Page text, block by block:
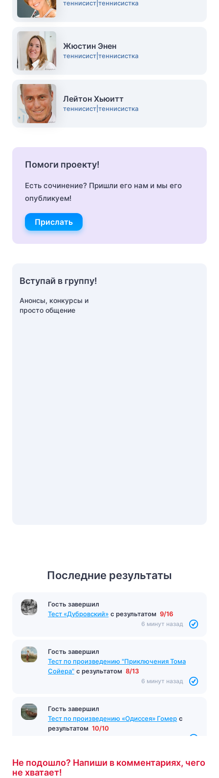
Последние результаты
Гость завершил
Тест «Дубровский» с результатом 9/16
6 минут назад
Гость завершил
Тест по произведению "Приключения Тома
Сойера" с результатом 8/13
6 минут назад
Гость завершил
Тест по произведению «Одиссея» Гомер с
результатом 10/10
Не подошло? Напиши в комментариях, чего
не хватает!
теннисист|теннисистка
Жюстин Энен
теннисист|теннисистка
Лейтон Хьюитт
теннисист|теннисистка
Помоги проекту!
Есть сочинение? Пришли его нам и мы его
опубликуем!
Прислать
Вступай в группу!
Анонсы, конкурсы и
просто общение